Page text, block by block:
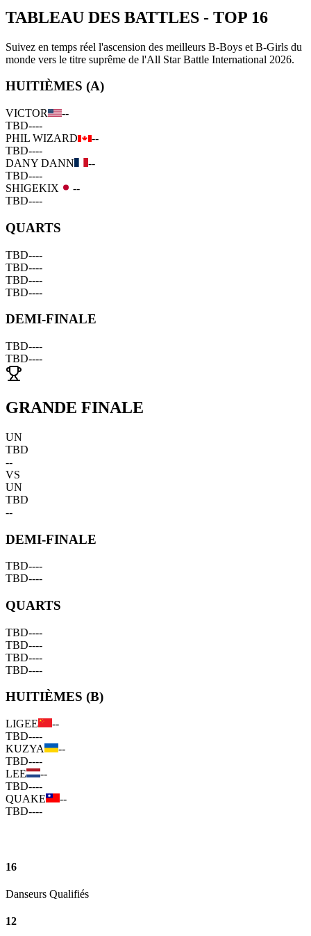
TABLEAU DES BATTLES - TOP 16
Suivez en temps réel l'ascension des meilleurs B-Boys et B-Girls du
monde vers le titre suprême de l'All Star Battle International 2026.
HUITIÈMES (A)
VICTOR
--
TBD----
PHIL WIZARD
--
TBD----
DANY DANN
--
TBD----
SHIGEKIX
--
TBD----
QUARTS
TBD----
TBD----
TBD----
TBD----
DEMI-FINALE
TBD----
TBD----
GRANDE FINALE
UN
TBD
--
VS
UN
TBD
--
DEMI-FINALE
TBD----
TBD----
QUARTS
TBD----
TBD----
TBD----
TBD----
HUITIÈMES (B)
LIGEE
--
TBD----
KUZYA
--
TBD----
LEE
--
TBD----
QUAKE
--
TBD----
16
Danseurs Qualifiés
12